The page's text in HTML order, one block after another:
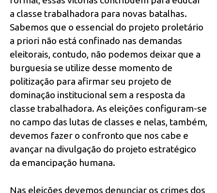
a classe trabalhadora para novas batalhas.
Sabemos que o essencial do projeto proletário
a priori não está confinado nas demandas
eleitorais, contudo, não podemos deixar que a
burguesia se utilize desse momento de
politização para afirmar seu projeto de
dominação institucional sem a resposta da
classe trabalhadora. As eleições configuram-se
no campo das lutas de classes e nelas, também,
devemos fazer o confronto que nos cabe e
avançar na divulgação do projeto estratégico
da emancipação humana.
Nas eleições devemos denunciar os crimes dos